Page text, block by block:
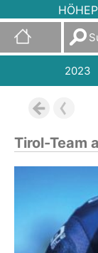
Suchen
nach:
2023
Tirol-Team